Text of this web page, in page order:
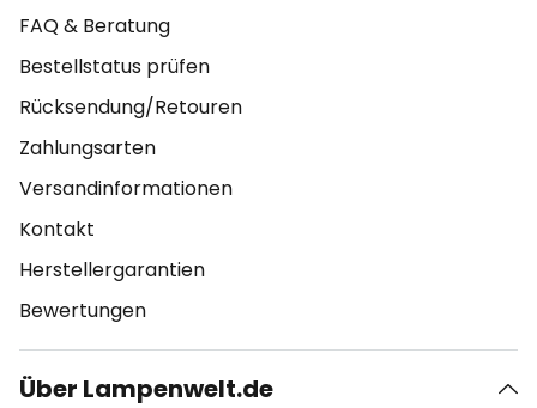
FAQ & Beratung
Bestellstatus prüfen
Rücksendung/Retouren
Zahlungsarten
Versandinformationen
Kontakt
Herstellergarantien
Bewertungen
Über Lampenwelt.de